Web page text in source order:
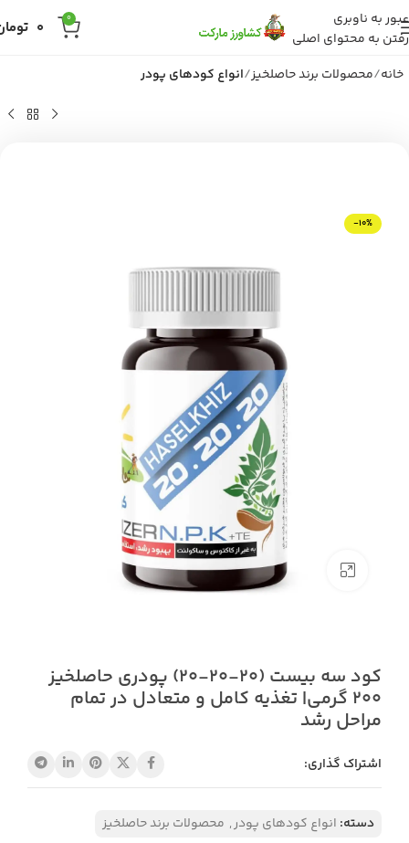
عبور به ناوبری
رفتن به محتوای اصلی
0
0
خانه محصولات برند حاصلخیز انواع کودهای پودر
-10%
بزرگنمایی تصویر
کود سه بیست (20-20-20) پودری حاصلخیز
200 گرمی| تغذیه کامل و متعادل در تمام
مراحل رشد
اشتراک گذاری:
دسته: انواع کودهای پودر, محصولات برند حاصلخیز